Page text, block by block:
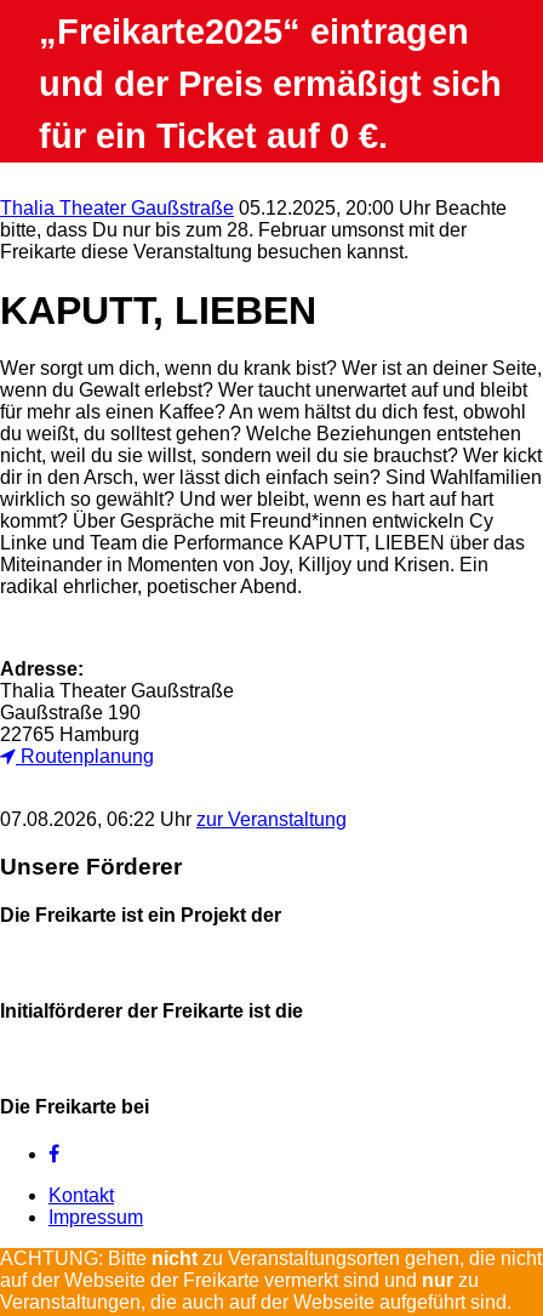
„Freikarte2025“ eintragen
und der Preis ermäßigt sich
für ein Ticket auf 0 €.
Thalia Theater Gaußstraße 05.12.2025, 20:00 Uhr Beachte
bitte, dass Du nur bis zum 28. Februar umsonst mit der
Freikarte diese Veranstaltung besuchen kannst.
KAPUTT, LIEBEN
Wer sorgt um dich, wenn du krank bist? Wer ist an deiner Seite,
wenn du Gewalt erlebst? Wer taucht unerwartet auf und bleibt
für mehr als einen Kaffee? An wem hältst du dich fest, obwohl
du weißt, du solltest gehen? Welche Beziehungen entstehen
nicht, weil du sie willst, sondern weil du sie brauchst? Wer kickt
dir in den Arsch, wer lässt dich einfach sein? Sind Wahlfamilien
wirklich so gewählt? Und wer bleibt, wenn es hart auf hart
kommt? Über Gespräche mit Freund*innen entwickeln Cy
Linke und Team die Performance KAPUTT, LIEBEN über das
Miteinander in Momenten von Joy, Killjoy und Krisen. Ein
radikal ehrlicher, poetischer Abend.
Adresse:
Thalia Theater Gaußstraße
Gaußstraße 190
22765 Hamburg
Routenplanung
07.08.2026, 06:22 Uhr zur Veranstaltung
Unsere Förderer
Die Freikarte ist ein Projekt der
Initialförderer der Freikarte ist die
Die Freikarte bei
Kontakt
Impressum
ACHTUNG: Bitte nicht zu Veranstaltungsorten gehen, die nicht
auf der Webseite der Freikarte vermerkt sind und nur zu
Veranstaltungen, die auch auf der Webseite aufgeführt sind.